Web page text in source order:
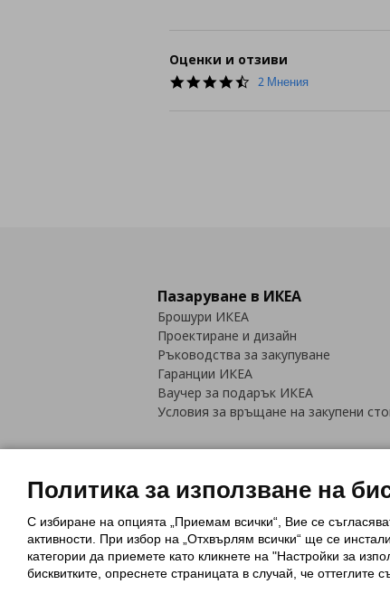
Оценки и отзиви
4.5
2 Мнения
Пазаруване в ИКЕА
Брошури ИКЕА
Проектиране и дизайн
Ръководства за закупуване
Гаранции ИКЕА
Ваучер за подарък ИКЕА
Условия за връщане на закупени
Политика за използване на
Обща политика за личните
Политика за защита на лични
Политика за използване на
С избиране на опцията „Приемам всички“, Вие се
активности. При избор на „Отхвърлям всички“ ще се
категории да приемете като кликнете на "Настройки за
бисквитките, опреснете страницата в случай, че оттеглите